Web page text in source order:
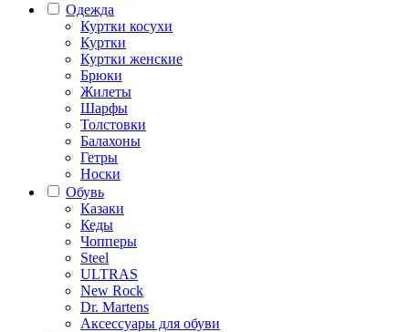
Одежда
Куртки косухи
Куртки
Куртки женские
Брюки
Жилеты
Шарфы
Толстовки
Балахоны
Гетры
Носки
Обувь
Казаки
Кеды
Чопперы
Steel
ULTRAS
New Rock
Dr. Martens
Аксессуары для обуви